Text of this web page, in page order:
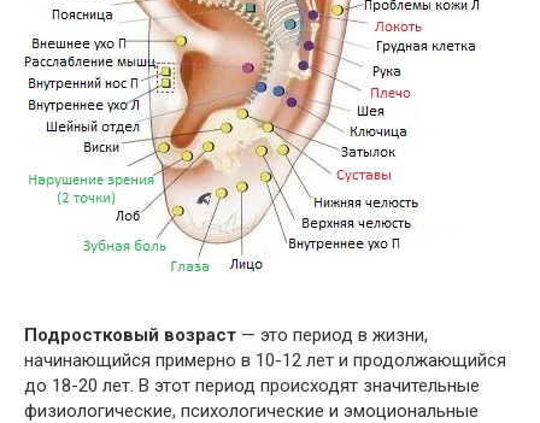
Подростковый возраст — это период в жизни,
начинающийся примерно в 10-12 лет и продолжающийся
до 18-20 лет. В этот период происходят значительные
физиологические, психологические и эмоциональные